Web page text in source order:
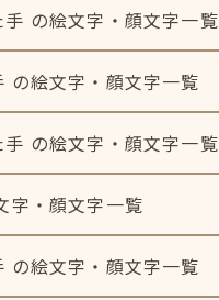
の絵文字・顔文字一覧
の絵文字・顔文字一覧
の絵文字・顔文字一覧
字・顔文字一覧
の絵文字・顔文字一覧